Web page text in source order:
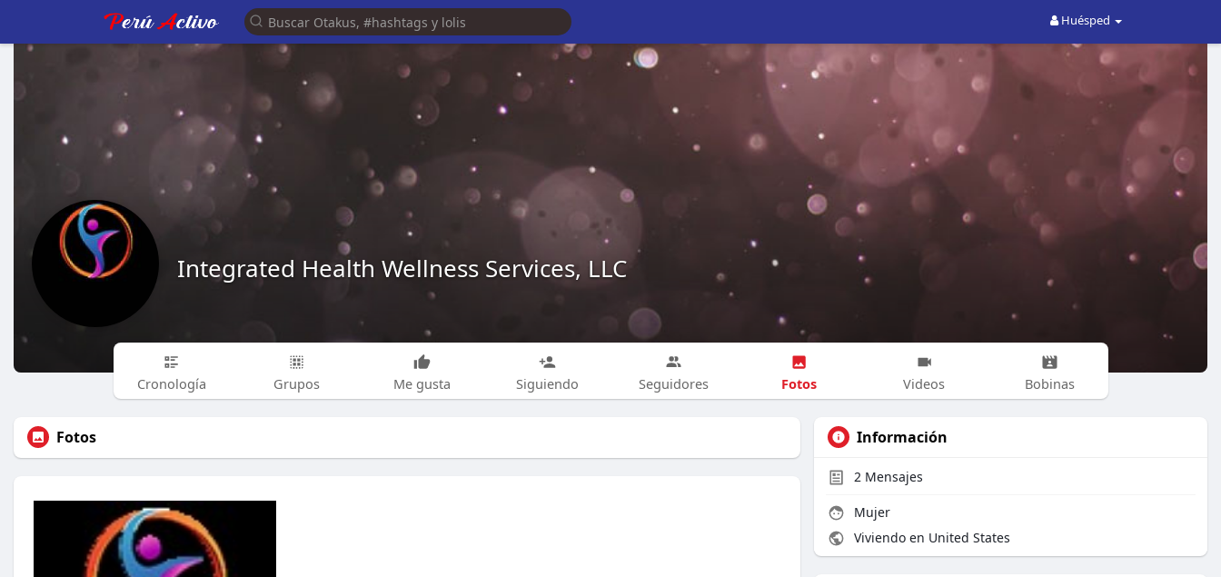
Huésped
Integrated Health Wellness Services, LLC
Cronología Grupos Me gusta Siguiendo Seguidores Fotos Videos Bobinas
Fotos Información
2 Mensajes
Mujer
Viviendo en United States